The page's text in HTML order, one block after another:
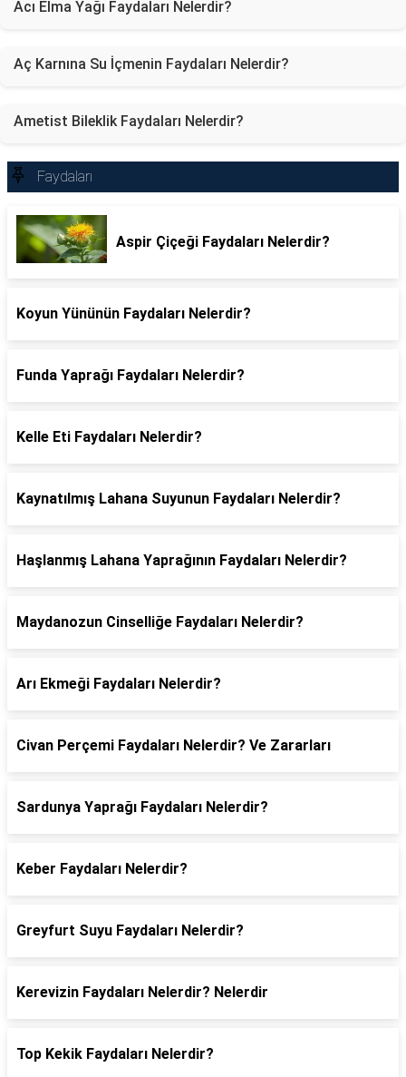
Acı Elma Yağı Faydaları Nelerdir?
Aç Karnına Su İçmenin Faydaları Nelerdir?
Ametist Bileklik Faydaları Nelerdir?
Faydaları
Aspir Çiçeği Faydaları Nelerdir?
Koyun Yününün Faydaları Nelerdir?
Funda Yaprağı Faydaları Nelerdir?
Kelle Eti Faydaları Nelerdir?
Kaynatılmış Lahana Suyunun Faydaları Nelerdir?
Haşlanmış Lahana Yaprağının Faydaları Nelerdir?
Maydanozun Cinselliğe Faydaları Nelerdir?
Arı Ekmeği Faydaları Nelerdir?
Civan Perçemi Faydaları Nelerdir? Ve Zararları
Sardunya Yaprağı Faydaları Nelerdir?
Keber Faydaları Nelerdir?
Greyfurt Suyu Faydaları Nelerdir?
Kerevizin Faydaları Nelerdir? Nelerdir
Top Kekik Faydaları Nelerdir?